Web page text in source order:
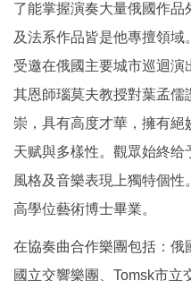
了能掌握演奏大量俄國作
及法系作品皆是他專擅領
受邀在俄國主要城市巡迴演
其恩師瑙莫夫教授對葉孟儒
崇，具有高度才華，擁有
天赋與多樣性。觀眾始終给
風格及音樂表現上獨特個
高學位藝術博士畢業。
在協奏曲合作樂團包括：
國立交響樂團、Tomsk市